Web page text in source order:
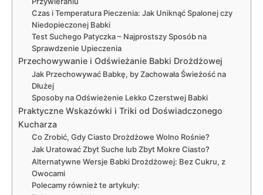
Czas i Temperatura Pieczenia: Jak Uniknąć Spalonej czy
Niedopieczonej Babki
Test Suchego Patyczka – Najprostszy Sposób na
Sprawdzenie Upieczenia
Przechowywanie i Odświeżanie Babki Drożdżowej
Jak Przechowywać Babkę, by Zachowała Świeżość na
Dłużej
Sposoby na Odświeżenie Lekko Czerstwej Babki
Praktyczne Wskazówki i Triki od Doświadczonego
Kucharza
Co Zrobić, Gdy Ciasto Drożdżowe Wolno Rośnie?
Jak Uratować Zbyt Suche lub Zbyt Mokre Ciasto?
Alternatywne Wersje Babki Drożdżowej: Bez Cukru, z
Owocami
Polecamy również te artykuły: